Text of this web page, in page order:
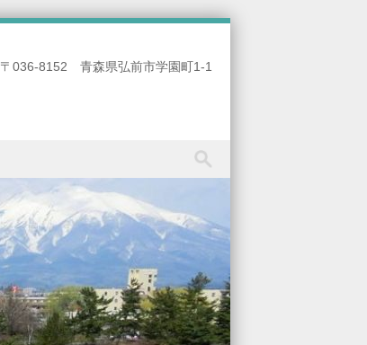
〒036-8152 青森県弘前市学園町1-1